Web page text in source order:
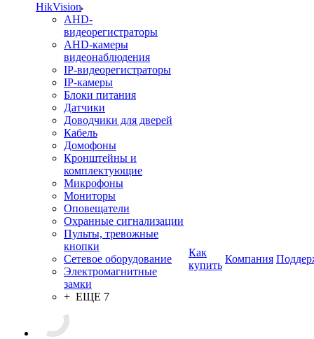
HikVision
AHD-
видеорегистраторы
AHD-камеры
видеонаблюдения
IP-видеорегистраторы
IP-камеры
Блоки питания
Датчики
Доводчики для дверей
Кабель
Домофоны
Кронштейны и
комплектующие
Микрофоны
Мониторы
Оповещатели
Охранные сигнализации
Пульты, тревожные
кнопки
Сетевое оборудование
Электромагнитные
замки
+ ЕЩЕ 7
Как
купить
Компания